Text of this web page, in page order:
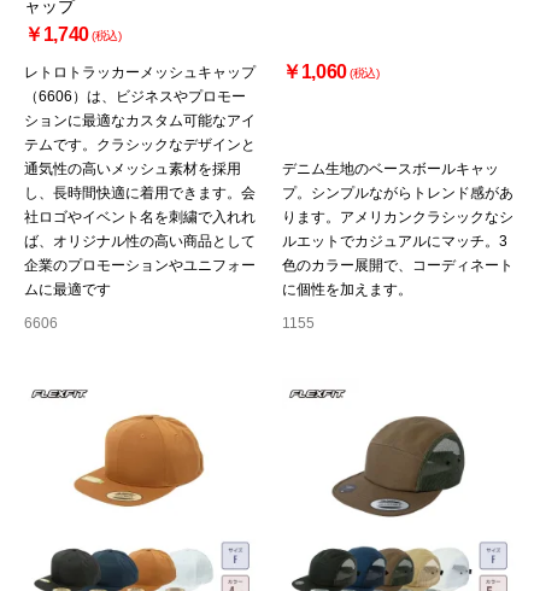
ャップ
￥1,740(税込)
レトロトラッカーメッシュキャップ
（6606）は、ビジネスやプロモー
ションに最適なカスタム可能なアイ
テムです。クラシックなデザインと
通気性の高いメッシュ素材を採用
し、長時間快適に着用できます。会
社ロゴやイベント名を刺繍で入れれ
ば、オリジナル性の高い商品として
企業のプロモーションやユニフォー
ムに最適です
6606
￥1,060(税込)
デニム生地のベースボールキャッ
プ。シンプルながらトレンド感があ
ります。アメリカンクラシックなシ
ルエットでカジュアルにマッチ。3
色のカラー展開で、コーディネート
に個性を加えます。
1155